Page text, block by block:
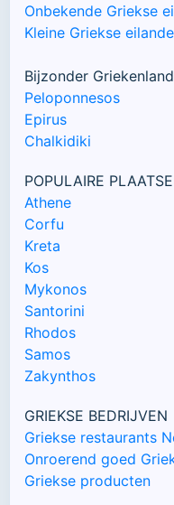
Onbekende Griekse
Kleine Griekse
Bijzonder Griekenland
Peloponnesos
Epirus
Chalkidiki
POPULAIRE
Athene
Corfu
Kreta
Kos
Mykonos
Santorini
Rhodos
Samos
Zakynthos
GRIEKSE BEDRIJVEN
Griekse restaurants
Onroerend goed
Griekse producten